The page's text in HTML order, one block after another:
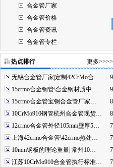
合金管厂家
合金管价格
合金管资讯
合金管专栏
热点排行 更多>>>>
无锡合金管厂家|定制42CrMo合…
15crmo合金钢管\合金钢材质中…
15crmo合金管宝钢合金管厂家…
10CrMo910钢管杭州合金管现货…
12crmo合金管外径105mm壁厚5…
上海42crmo合金管\42crmo热处…
10mm钢板的理论重量| 常州10…
江苏10CrMo910合金管执行标准…